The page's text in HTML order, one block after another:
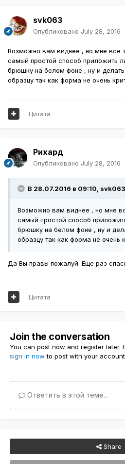
svk063
Опубликовано July 28, 2016
Возможно вам виднее , но мне все
самый простой способ приложить
брюшку на белом фоне , ну и
образцу так как форма не очень
Цитата
Рихард
Опубликовано July 28, 2016
В 28.07.2016 в 09:10, svk063
Возможно вам виднее , но мне
самый простой способ
брюшку на белом фоне , ну и
образцу так как форма не очень
Да Вы правы пожалуй. Еще раз
Цитата
Join the conversation
You can post now and register later.
sign in now to post with your
Ответить в этой теме...
Share